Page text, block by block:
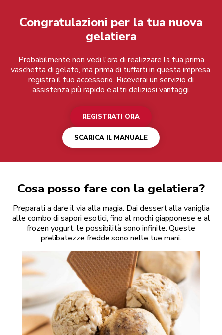
Congratulazioni per la tua nuova
gelatiera
Probabilmente non vedi l'ora di realizzare la tua prima
vaschetta di gelato, ma prima di tuffarti in questa impresa,
registra il tuo accessorio. Riceverai un servizio di
assistenza più rapido e altri deliziosi vantaggi.
REGISTRATI ORA
SCARICA IL MANUALE
Cosa posso fare con la gelatiera?
Preparati a dare il via alla magia. Dai dessert alla vaniglia
alle combo di sapori esotici, fino al mochi giapponese e al
frozen yogurt: le possibilità sono infinite. Queste
prelibatezze fredde sono nelle tue mani.